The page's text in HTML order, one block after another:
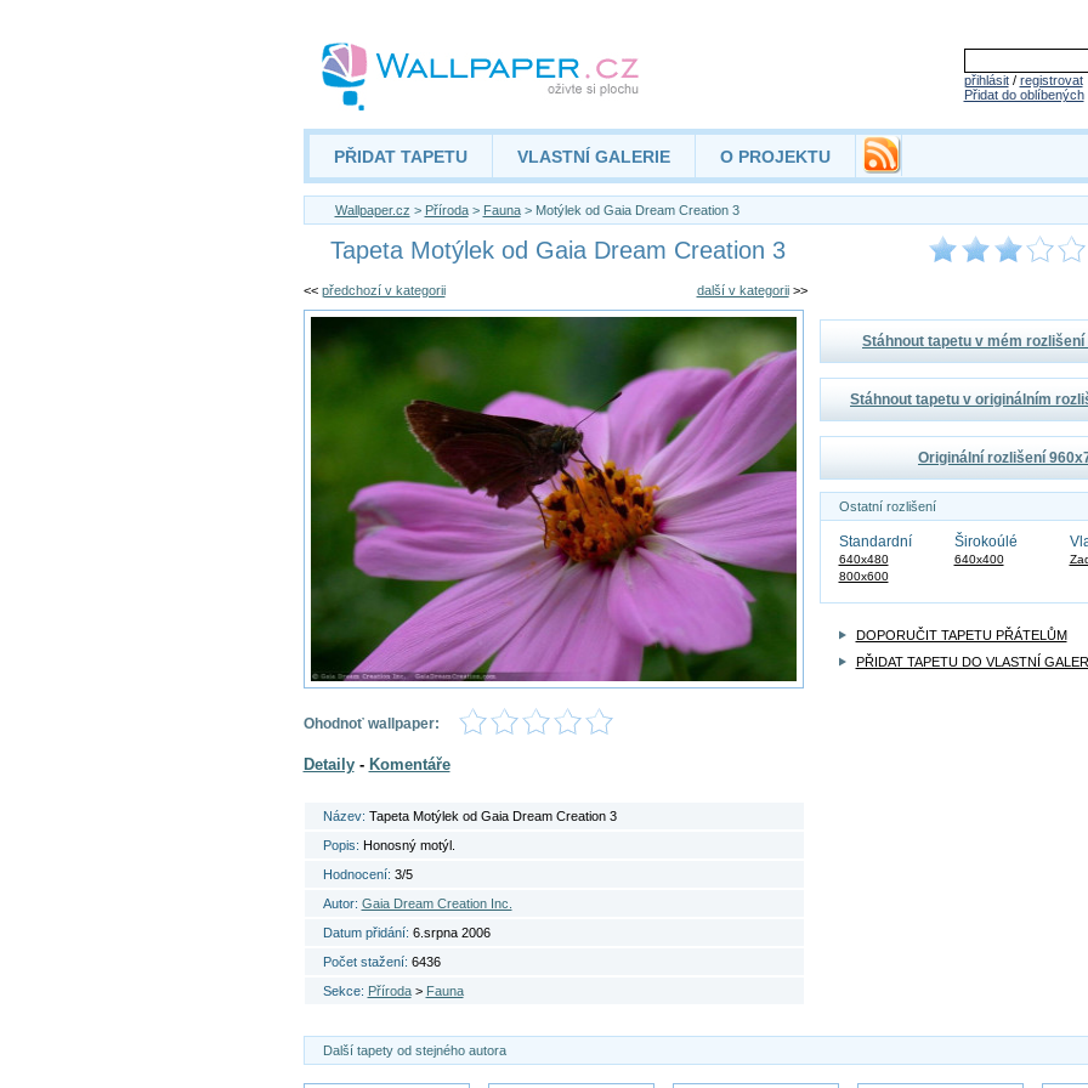
přihlásit/ registrovat
Přidat do oblíbených
PŘIDAT TAPETU VLASTNÍ GALERIE O PROJEKTU
Wallpaper.cz > Příroda> Fauna> Motýlek od Gaia Dream Creation 3
Tapeta Motýlek od Gaia Dream Creation 3
<< předchozí v kategorii další v kategorii>>
Ohodnoť wallpaper:
Detaily- Komentáře
Název: Tapeta Motýlek od Gaia Dream Creation 3
Popis: Honosný motýl.
Hodnocení: 3/5
Autor: Gaia Dream Creation Inc.
Datum přidání: 6.srpna 2006
Počet stažení: 6436
Sekce: Příroda> Fauna
Stáhnout tapetu v mém rozlišení
Stáhnout tapetu v originálním
Originální rozlišení
Ostatní rozlišení
Standardní
640x480
800x600
Širokoúlé
640x400
DOPORUČIT TAPETU PŘÁTELŮM
PŘIDAT TAPETU DO VLASTNÍ
Další tapety od stejného autora